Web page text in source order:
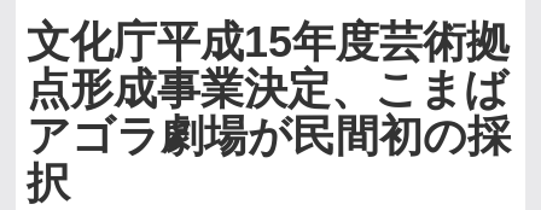
文化庁平成15年度芸術拠
点形成事業決定、こまば
アゴラ劇場が民間初の採
択